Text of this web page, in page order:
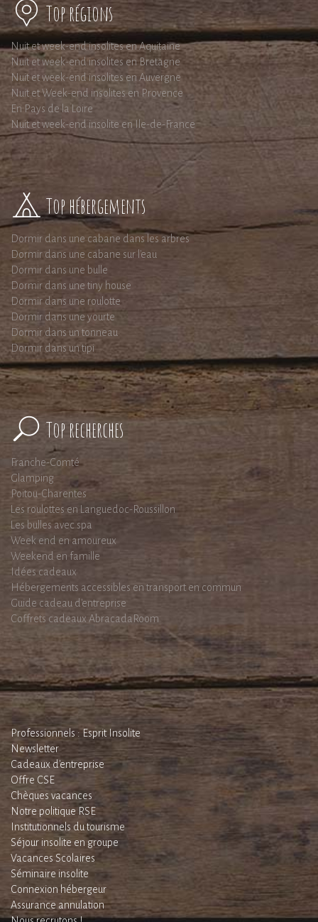
Top régions
Nuit et week-end insolites en Aquitaine
Nuit et week-end insolites en Bretagne
Nuit et week-end insolites en Auvergne
Nuit et Week-end insolites en Provence
En Pays de la Loire
Nuit et week-end insolite en Ile-de-France
Top hébergements
Dormir dans une cabane dans les arbres
Dormir dans une cabane sur l'eau
Dormir dans une bulle
Dormir dans une tiny house
Dormir dans une roulotte
Dormir dans une yourte
Dormir dans un tonneau
Dormir dans un tipi
Top recherches
Franche-Comté
Glamping
Poitou-Charentes
Les roulottes en Languedoc-Roussillon
Les bulles avec spa
Week end en amoureux
Weekend en famille
Idées cadeaux
Hébergements accessibles en transport en commun
Guide cadeau d'entreprise
Coffrets cadeaux AbracadaRoom
Professionnels : Esprit Insolite
Newsletter
Cadeaux d'entreprise
Offre CSE
Chèques vacances
Notre politique RSE
Institutionnels du tourisme
Séjour insolite en groupe
Vacances Scolaires
Séminaire insolite
Connexion hébergeur
Assurance annulation